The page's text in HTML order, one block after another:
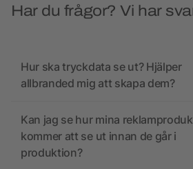
Har du frågor? Vi har
Hur ska tryckdata se ut? Hjälper
allbranded mig att skapa dem?
Kan jag se hur mina
kommer att se ut innan de går i
produktion?